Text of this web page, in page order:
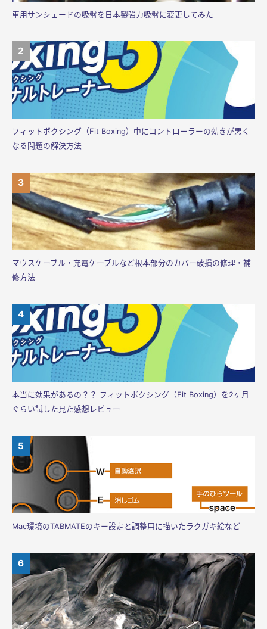
車用サンシェードの吸盤を日本製強力吸盤に変更してみた
フィットボクシング（Fit Boxing）中にコントローラーの効きが悪く
なる問題の解決方法
マウスケーブル・充電ケーブルなど根本部分のカバー破損の修理・補
修方法
本当に効果があるの？？ フィットボクシング（Fit Boxing）を2ヶ月
ぐらい試した見た感想レビュー
Mac環境のTABMATEのキー設定と調整用に描いたラクガキ絵など